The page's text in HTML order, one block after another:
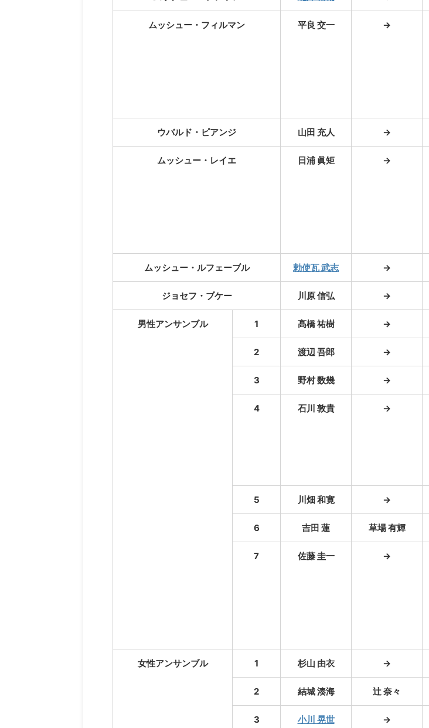
ムッシュー・フィルマン 平良 交一 →
ウバルド・ピアンジ 山田 充人 →
ムッシュー・レイエ 日浦 眞矩 →
ムッシュー・ルフェーブル 勅使瓦 武志 →
ジョセフ・ブケー 川原 信弘 →
男性アンサンブル 1 髙橋 祐樹 →
2 渡辺 吾郎 →
3 野村 数幾 →
4 石川 敦貴 →
5 川畑 和寛 →
6 吉田 蓮 草場 有輝
7 佐藤 圭一 →
女性アンサンブル 1 杉山 由衣 →
2 結城 湊海 辻 奈々
3 小川 晃世 →